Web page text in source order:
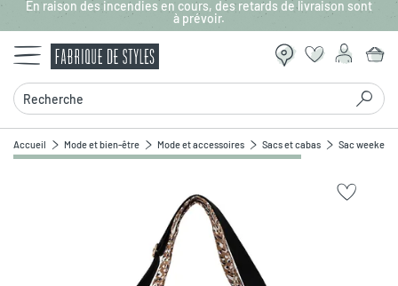
Aller au contenu principal
En raison des incendies en cours, des retards de livraison sont
à prévoir.
Recherche
Accueil Mode et bien-être Mode et accessoires Sacs et cabas Sac weekend